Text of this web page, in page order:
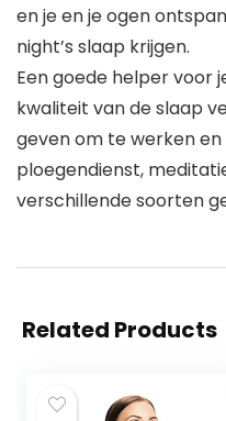
en je en je ogen
night’s slaap krijgen.
Een goede helper voor
kwaliteit van de slaap
geven om te werken
ploegendienst,
verschillende soorten
Related Products